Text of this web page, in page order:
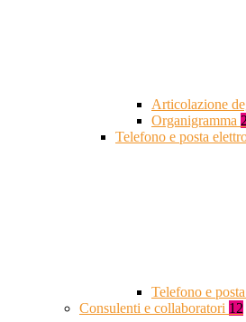
Articolazione
Organigramma 2
Telefono e posta
Telefono e
Consulenti e collaboratori 12